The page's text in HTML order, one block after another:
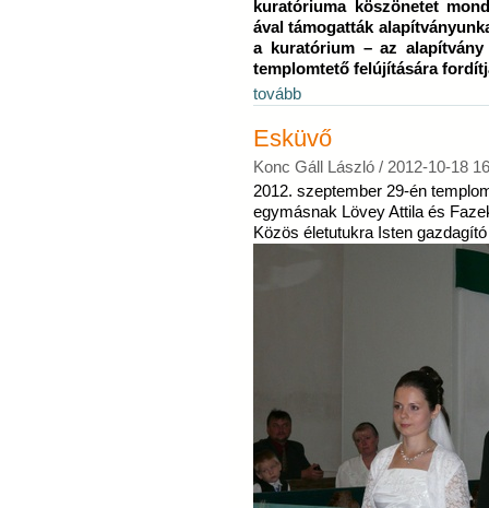
kuratóriuma köszönetet
ával támogatták
a kuratórium – az
templomtető felújítására
tovább
Esküvő
Konc Gáll László / 2012-10-18
2012. szeptember 29-én
egymásnak Lövey Attila és
Közös életutukra Isten